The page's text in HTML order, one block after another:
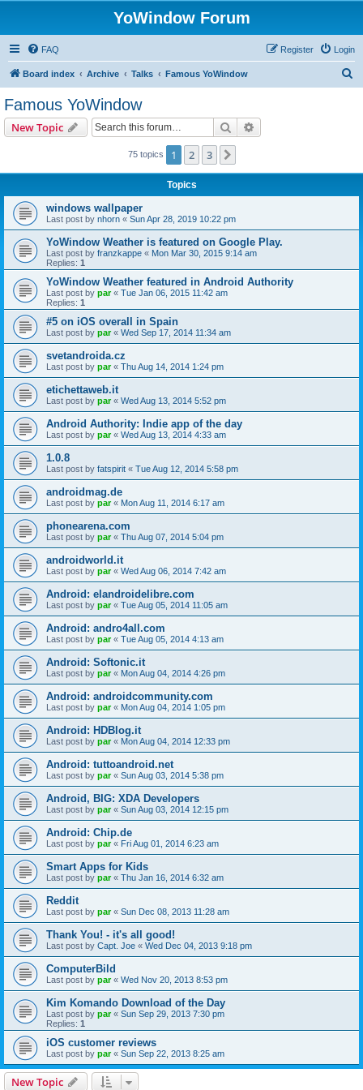
YoWindow Forum
FAQ Login
Register
Board index Archive Talks Famous YoWindow
Famous YoWindow
New Topic Search
75 topics 1 2 3
Topics
windows wallpaper
Last post by nhorn « Sun Apr 28, 2019 10:22 pm
YoWindow Weather is featured on Google Play.
Last post by franzkappe « Mon Mar 30, 2015 9:14 am
Replies: 1
YoWindow Weather featured in Android Authority
Last post by par« Tue Jan 06, 2015 11:42 am
Replies: 1
#5 on iOS overall in Spain
Last post by par« Wed Sep 17, 2014 11:34 am
svetandroida.cz
Last post by par« Thu Aug 14, 2014 1:24 pm
etichettaweb.it
Last post by par« Wed Aug 13, 2014 5:52 pm
Android Authority: Indie app of the day
Last post by par« Wed Aug 13, 2014 4:33 am
1.0.8
Last post by fatspirit « Tue Aug 12, 2014 5:58 pm
androidmag.de
Last post by par« Mon Aug 11, 2014 6:17 am
phonearena.com
Last post by par« Thu Aug 07, 2014 5:04 pm
androidworld.it
Last post by par« Wed Aug 06, 2014 7:42 am
Android: elandroidelibre.com
Last post by par« Tue Aug 05, 2014 11:05 am
Android: andro4all.com
Last post by par« Tue Aug 05, 2014 4:13 am
Android: Softonic.it
Last post by par« Mon Aug 04, 2014 4:26 pm
Android: androidcommunity.com
Last post by par« Mon Aug 04, 2014 1:05 pm
Android: HDBlog.it
Last post by par« Mon Aug 04, 2014 12:33 pm
Android: tuttoandroid.net
Last post by par« Sun Aug 03, 2014 5:38 pm
Android, BIG: XDA Developers
Last post by par« Sun Aug 03, 2014 12:15 pm
Android: Chip.de
Last post by par« Fri Aug 01, 2014 6:23 am
Smart Apps for Kids
Last post by par« Thu Jan 16, 2014 6:32 am
Reddit
Last post by par« Sun Dec 08, 2013 11:28 am
Thank You! - it's all good!
Last post by Capt. Joe « Wed Dec 04, 2013 9:18 pm
ComputerBild
Last post by par« Wed Nov 20, 2013 8:53 pm
Kim Komando Download of the Day
Last post by par« Sun Sep 29, 2013 7:30 pm
Replies: 1
iOS customer reviews
Last post by par« Sun Sep 22, 2013 8:25 am
New Topic